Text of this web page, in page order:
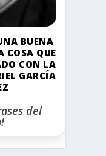
BUENA
COSA QUE
CON LA
GARCÍA
del